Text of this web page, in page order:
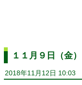
１１月９日（金）
2018年11月12日 10:03